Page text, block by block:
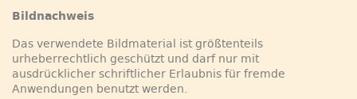
Bildnachweis
Das verwendete Bildmaterial ist größtenteils
urheberrechtlich geschützt und darf nur mit
ausdrücklicher schriftlicher Erlaubnis für fremde
Anwendungen benutzt werden.